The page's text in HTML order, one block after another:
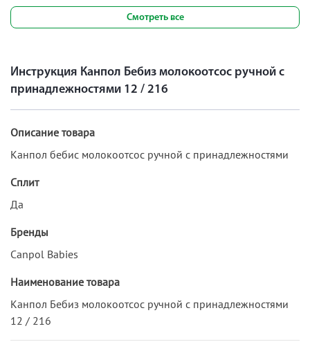
Смотреть все
Инструкция Канпол Бебиз молокоотсос ручной с
принадлежностями 12 / 216
Описание товара
Канпол бебис молокоотсос ручной с принадлежностями
Сплит
Да
Бренды
Canpol Babies
Наименование товара
Канпол Бебиз молокоотсос ручной с принадлежностями
12 / 216